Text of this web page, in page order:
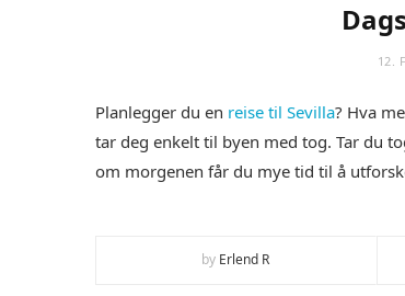
12.
Planlegger du en reise til Sevilla? Hva
tar deg enkelt til byen med tog. Tar du
om morgenen får du mye tid til å
by Erlend R